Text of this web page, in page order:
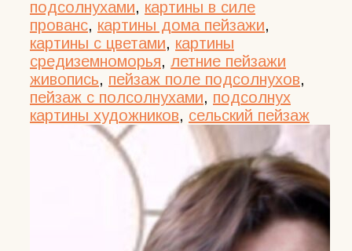
подсолнухами, картины в силе
прованс, картины дома пейзажи,
картины с цветами, картины
средиземноморья, летние пейзажи
живопись, пейзаж поле подсолнухов,
пейзаж с полсолнухами, подсолнух
картины художников, сельский пейзаж